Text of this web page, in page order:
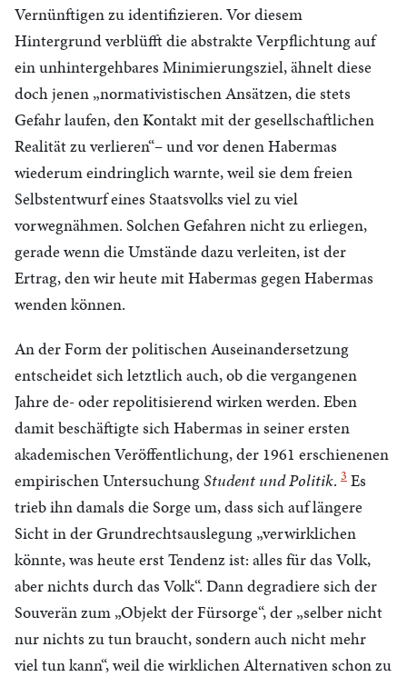
Vernünftigen zu identifizieren. Vor diesem
Hintergrund verblüfft die abstrakte Verpflichtung auf
ein unhintergehbares Minimierungsziel, ähnelt diese
doch jenen „normativistischen Ansätzen, die stets
Gefahr laufen, den Kontakt mit der gesellschaftlichen
Realität zu verlieren“– und vor denen Habermas
wiederum eindringlich warnte, weil sie dem freien
Selbstentwurf eines Staatsvolks viel zu viel
vorwegnähmen. Solchen Gefahren nicht zu erliegen,
gerade wenn die Umstände dazu verleiten, ist der
Ertrag, den wir heute mit Habermas gegen Habermas
wenden können.
An der Form der politischen Auseinandersetzung
entscheidet sich letztlich auch, ob die vergangenen
Jahre de- oder repolitisierend wirken werden. Eben
damit beschäftigte sich Habermas in seiner ersten
akademischen Veröffentlichung, der 1961 erschienenen
empirischen UntersuchungStudent und Politik. 3 Es
trieb ihn damals die Sorge um, dass sich auf längere
Sicht in der Grundrechtsauslegung „verwirklichen
könnte, was heute erst Tendenz ist: alles für das Volk,
aber nichts durch das Volk“. Dann degradiere sich der
Souverän zum „Objekt der Fürsorge“, der „selber nicht
nur nichts zu tun braucht, sondern auch nicht mehr
viel tun kann“, weil die wirklichen Alternativen schon zu